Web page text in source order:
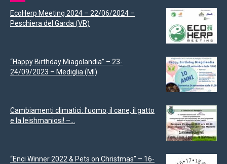
EcoHerp Meeting 2024 – 22/06/2024 –
Peschiera del Garda (VR)
“Happy Birthday Miagolandia” – 23-
24/09/2023 – Mediglia (MI)
Cambiamenti climatici: l’uomo, il cane, il gatto
e la leishmaniosi! –...
“Enci Winner 2022 & Pets on Christmas” – 16-